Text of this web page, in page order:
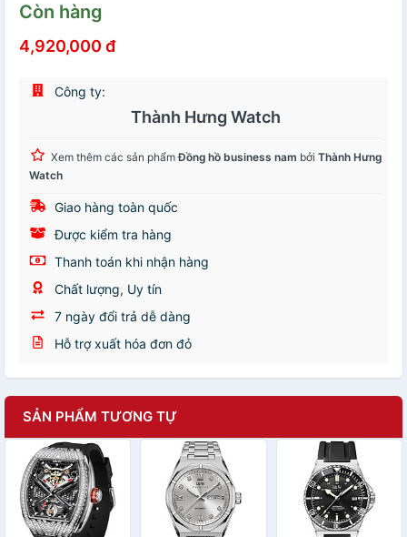
Còn hàng
4,920,000 đ
Công ty:
Thành Hưng Watch
Xem thêm các sản phẩmĐồng hồ business nam bởi Thành Hưng
Watch
Giao hàng toàn quốc
Được kiểm tra hàng
Thanh toán khi nhận hàng
Chất lượng, Uy tín
7 ngày đổi trả dễ dàng
Hỗ trợ xuất hóa đơn đỏ
SẢN PHẨM TƯƠNG TỰ